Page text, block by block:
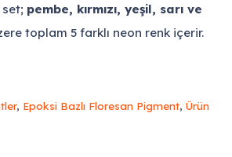
pembe, kırmızı, yeşil, sarı ve
toplam 5 farklı neon renk içerir.
, Epoksi Bazlı Floresan Pigment, Ürün